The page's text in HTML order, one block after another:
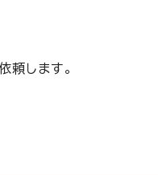
頼します。